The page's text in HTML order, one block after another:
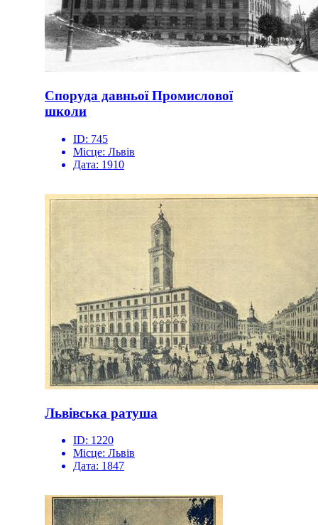
Споруда давньої Промислової
школи
ID: 745
Місце: Львів
Дата: 1910
Львівська ратуша
ID: 1220
Місце: Львів
Дата: 1847